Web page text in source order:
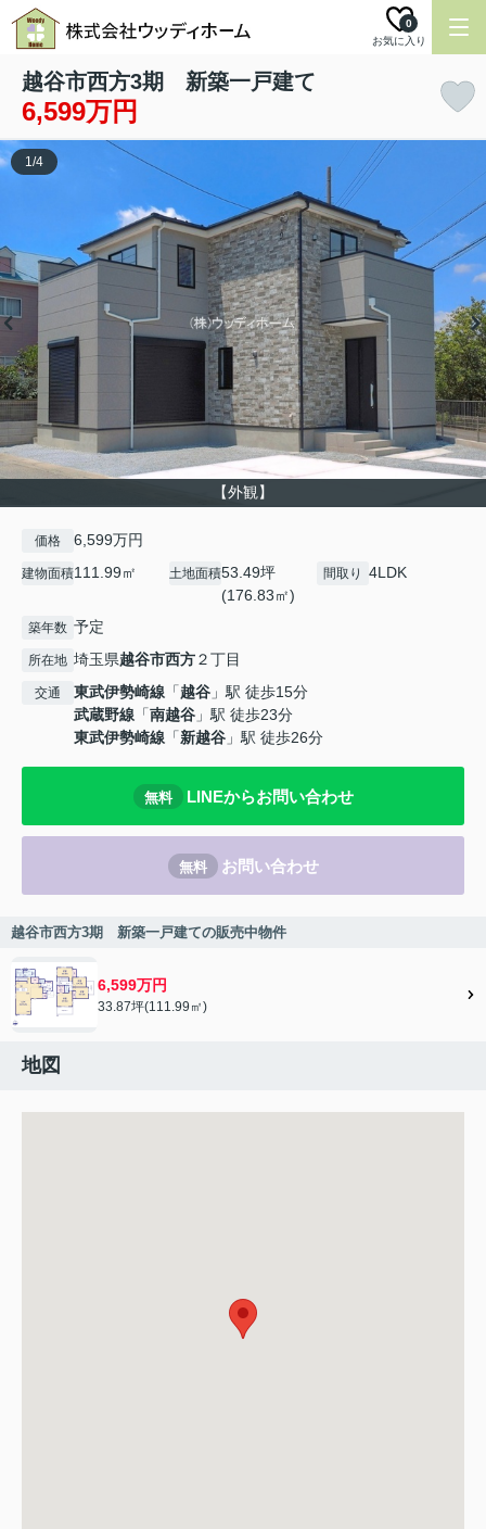
お気に入り
0
越谷市西方3期 新築一戸建て
6,599万円
【外観】
1/4
価格 6,599万円
建物面積111.99㎡ 土地面積53.49坪
(176.83㎡)
間取り 4LDK
築年数 予定
所在地 埼玉県越谷市西方２丁目
交通 東武伊勢崎線 「越谷 」駅 徒歩15分
武蔵野線 「南越谷 」駅 徒歩23分
東武伊勢崎線 「新越谷 」駅 徒歩26分
無料 LINEからお問い合わせ
無料 お問い合わせ
越谷市西方3期 新築一戸建ての販売中物件
6,599万円
33.87坪(111.99㎡)
地図